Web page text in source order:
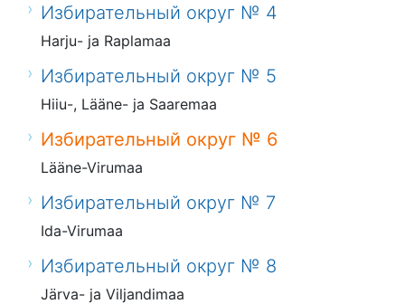
Избирательный округ № 4
Harju- ja Raplamaa
Избирательный округ № 5
Hiiu-, Lääne- ja Saaremaa
Избирательный округ № 6
Lääne-Virumaa
Избирательный округ № 7
Ida-Virumaa
Избирательный округ № 8
Järva- ja Viljandimaa